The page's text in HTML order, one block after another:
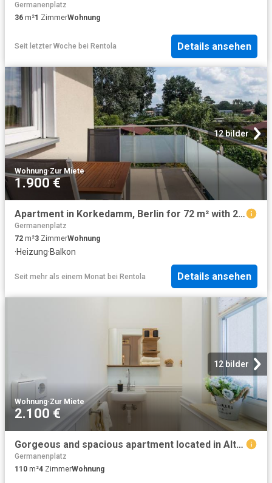
Germanenplatz
36 m²1 ZimmerWohnung
Seit letzter Woche bei Rentola Details ansehen
12 bilder
Wohnung·Zur Miete
1.900 €
Apartment in Korkedamm, Berlin for 72 m² with 2 bedrooms
Germanenplatz
72 m²3 ZimmerWohnung
·Heizung·Balkon
Seit mehr als einem Monat bei Rentola Details ansehen
12 bilder
Wohnung·Zur Miete
2.100 €
Gorgeous and spacious apartment located in Altglienicke
Germanenplatz
110 m²4 ZimmerWohnung